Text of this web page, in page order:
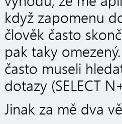
když zapomenu
člověk často
pak taky
často museli
dotazy (SELECT
Jinak za mě dva